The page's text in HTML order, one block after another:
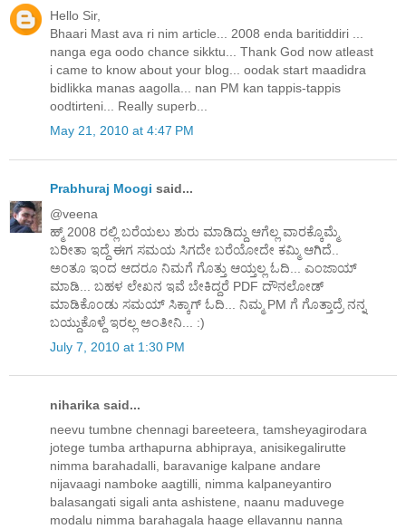
Hello Sir,
Bhaari Mast ava ri nim article... 2008 enda baritiddiri ...
nanga ega oodo chance sikktu... Thank God now atleast
i came to know about your blog... oodak start maadidra
bidlikka manas aagolla... nan PM kan tappis-tappis
oodtirteni... Really superb...
May 21, 2010 at 4:47 PM
Prabhuraj Moogi said...
@veena
ಹ್ಮ್ 2008 ರಲ್ಲಿ ಬರೆಯಲು ಶುರು ಮಾಡಿದ್ದು ಆಗೆಲ್ಲ ವಾರಕ್ಕೊಮ್ಮೆ
ಬರೀತಾ ಇದ್ದೆ ಈಗ ಸಮಯ ಸಿಗದೇ ಬರೆಯೋದೇ ಕಮ್ಮಿ ಆಗಿದೆ..
ಅಂತೂ ಇಂದ ಆದರೂ ನಿಮಗೆ ಗೊತ್ತು ಆಯ್ತಲ್ಲ ಓದಿ... ಎಂಜಾಯ್
ಮಾಡಿ... ಬಹಳ ಲೇಖನ ಇವೆ ಬೇಕಿದ್ದರೆ PDF ದೌನಲೋಡ್
ಮಾಡಿಕೊಂಡು ಸಮಯ್ ಸಿಕ್ಕಾಗ್ ಓದಿ... ನಿಮ್ಮ PM ಗೆ ಗೊತ್ತಾದ್ರೆ ನನ್ನ
ಬಯ್ದುಕೊಳ್ದೆ ಇರಲ್ಲ ಅಂತೀನಿ... :)
July 7, 2010 at 1:30 PM
niharika said...
neevu tumbne chennagi bareeteera, tamsheyagirodara
jotege tumba arthapurna abhipraya, anisikegalirutte
nimma barahadalli, baravanige kalpane andare
nijavaagi namboke aagtilli, nimma kalpaneyantiro
balasangati sigali anta ashistene, naanu maduvege
modalu nimma barahagala haage ellavannu nanna